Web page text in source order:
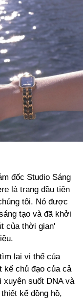
đốc Studio Sáng
là trang đầu tiên
tôi. Nó được
tạo và đã khởi
của thời gian'
lại vị thế của
kế chủ đạo của cả
xuyên suốt DNA và
kế đồng hồ,